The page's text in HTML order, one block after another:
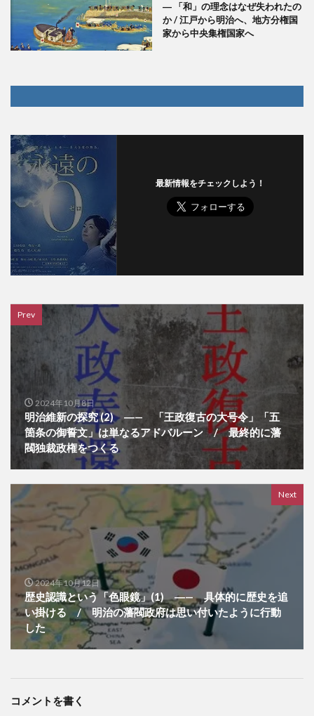
― 「和」の理念はなぜ失われたの
か / 江戸から明治へ、地方分権国
家から中央集権国家へ
最新情報をチェックしよう！
Prev
2024年10月8日
明治維新の探究 (2) ―— 「王政復古の大号令」「五
箇条の御誓文」は単なるアドバルーン / 最終的に藩
閥独裁政権をつくる
Next
2024年10月12日
歴史認識という「色眼鏡」(1) ―— 具体的に歴史を追
い掛ける / 明治の藩閥政府は思い付いたように行動
した
コメントを書く